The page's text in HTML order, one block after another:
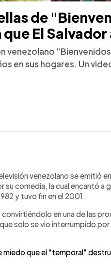
de
El Salvador
venezolano
en sus hogares. Un
venezolano se emitió en
su comedia, la cual encantó a
y tuvo fin en el 2001.
en una de las
solo se vio interrumpido por
miedo que el "temporal"